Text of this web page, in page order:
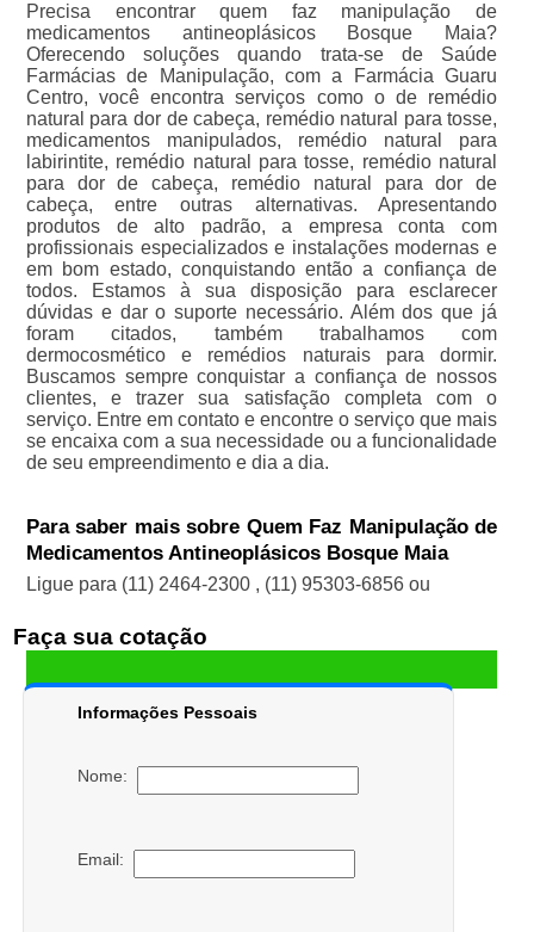
Precisa encontrar quem faz manipulação de
medicamentos antineoplásicos Bosque Maia?
Oferecendo soluções quando trata-se de Saúde
Farmácias de Manipulação, com a Farmácia Guaru
Centro, você encontra serviços como o de remédio
natural para dor de cabeça, remédio natural para tosse,
medicamentos manipulados, remédio natural para
labirintite, remédio natural para tosse, remédio natural
para dor de cabeça, remédio natural para dor de
cabeça, entre outras alternativas. Apresentando
produtos de alto padrão, a empresa conta com
profissionais especializados e instalações modernas e
em bom estado, conquistando então a confiança de
todos. Estamos à sua disposição para esclarecer
dúvidas e dar o suporte necessário. Além dos que já
foram citados, também trabalhamos com
dermocosmético e remédios naturais para dormir.
Buscamos sempre conquistar a confiança de nossos
clientes, e trazer sua satisfação completa com o
serviço. Entre em contato e encontre o serviço que mais
se encaixa com a sua necessidade ou a funcionalidade
de seu empreendimento e dia a dia.
Para saber mais sobre Quem Faz Manipulação de
Medicamentos Antineoplásicos Bosque Maia
Ligue para (11) 2464-2300 , (11) 95303-6856 ou
Faça sua cotação
Informações Pessoais
Nome:
Email: